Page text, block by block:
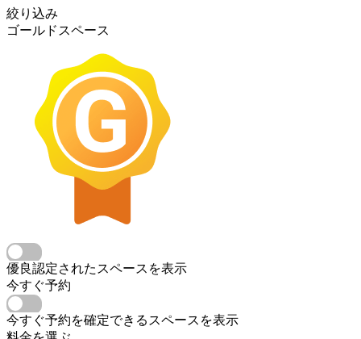
絞り込み
ゴールドスペース
優良認定されたスペースを表示
今すぐ予約
今すぐ予約を確定できるスペースを表示